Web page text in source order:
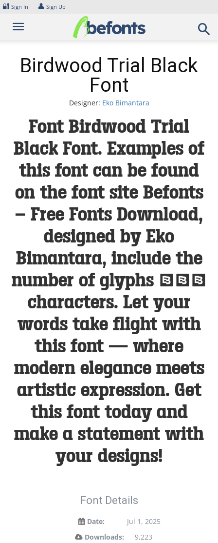
Skip
content
🔐 Sign In 👤 Sign Up
Birdwood Trial Black
Font
Designer: Eko Bimantara
Font Birdwood Trial
Black Font. Examples of
this font can be found
on the font site Befonts
– Free Fonts Download,
designed by Eko
Bimantara, include the
number of glyphs 393
characters. Let your
words take flight with
this font — where
modern elegance meets
artistic expression. Get
this font today and
make a statement with
your designs!
Font Details
Date:
Jul 1, 2025
Downloads:
9,223